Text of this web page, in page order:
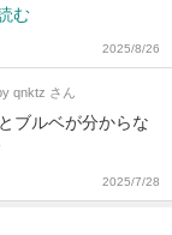
む
2025/8/26
qnktz さん
ブルベが分からな
2025/7/28